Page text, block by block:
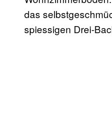
das
spiessigen Drei-